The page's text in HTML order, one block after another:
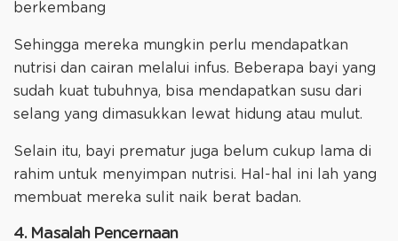
berkembang
Sehingga mereka mungkin perlu mendapatkan
nutrisi dan cairan melalui infus. Beberapa bayi yang
sudah kuat tubuhnya, bisa mendapatkan susu dari
selang yang dimasukkan lewat hidung atau mulut.
Selain itu, bayi prematur juga belum cukup lama di
rahim untuk menyimpan nutrisi. Hal-hal ini lah yang
membuat mereka sulit naik berat badan.
4. Masalah Pencernaan